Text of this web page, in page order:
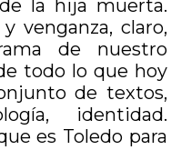
la hija muerta.
venganza, claro,
de nuestro
todo lo que hoy
de textos,
identidad.
es Toledo para